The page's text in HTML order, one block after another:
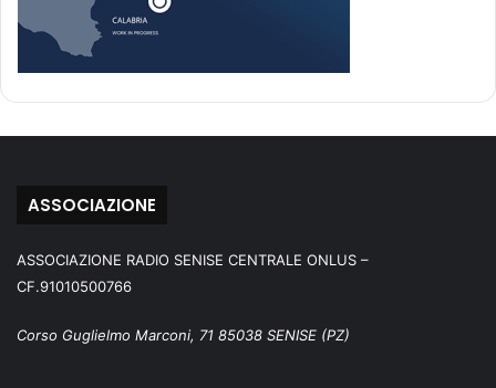
ASSOCIAZIONE
ASSOCIAZIONE RADIO SENISE CENTRALE ONLUS –
CF.91010500766
Corso Guglielmo Marconi, 71 85038 SENISE (PZ)